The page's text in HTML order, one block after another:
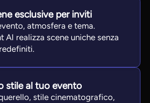
View all tools
esclusive per inviti
atmosfera e tema.
AI realizza scene uniche senza
stile al tuo evento
stile cinematografico,